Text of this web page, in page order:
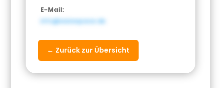
E-Mail:
info@warespace.de
← Zurück zur Übersicht